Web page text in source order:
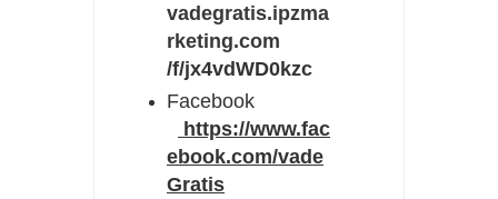
vadegratis.ipzma
rketing.com
/f/jx4vdWD0kzc
Facebook
https://www.fac
ebook.com/vade
Gratis